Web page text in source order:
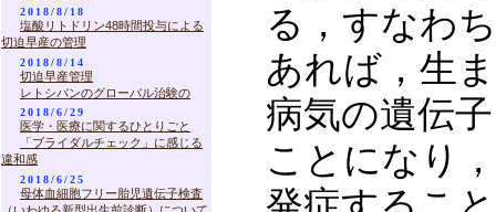
る，すなわ
あれば，生
病気の遺伝
ことになり
2018/8/18
塩酸リトドリン48時間投与による
切迫早産の管理
2018/8/14
切迫早産管理
レトシバンのグローバル治験の
2018/6/29
医学・医療に関するひとりごと
「ブライダルチェック」に感じる
違和感
2018/6/25
母体血細胞フリー胎児遺伝子検査
（いわゆる新型出生前診断）について